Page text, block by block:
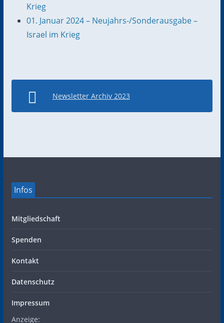
Krieg
01. Januar 2024 – Neujahrs-/Sonderausgabe –
Israel im Krieg
Newsletter Archiv 2023
Infos
Mitgliedschaft
Spenden
Kontakt
Datenschutz
Impressum
Anzeige: